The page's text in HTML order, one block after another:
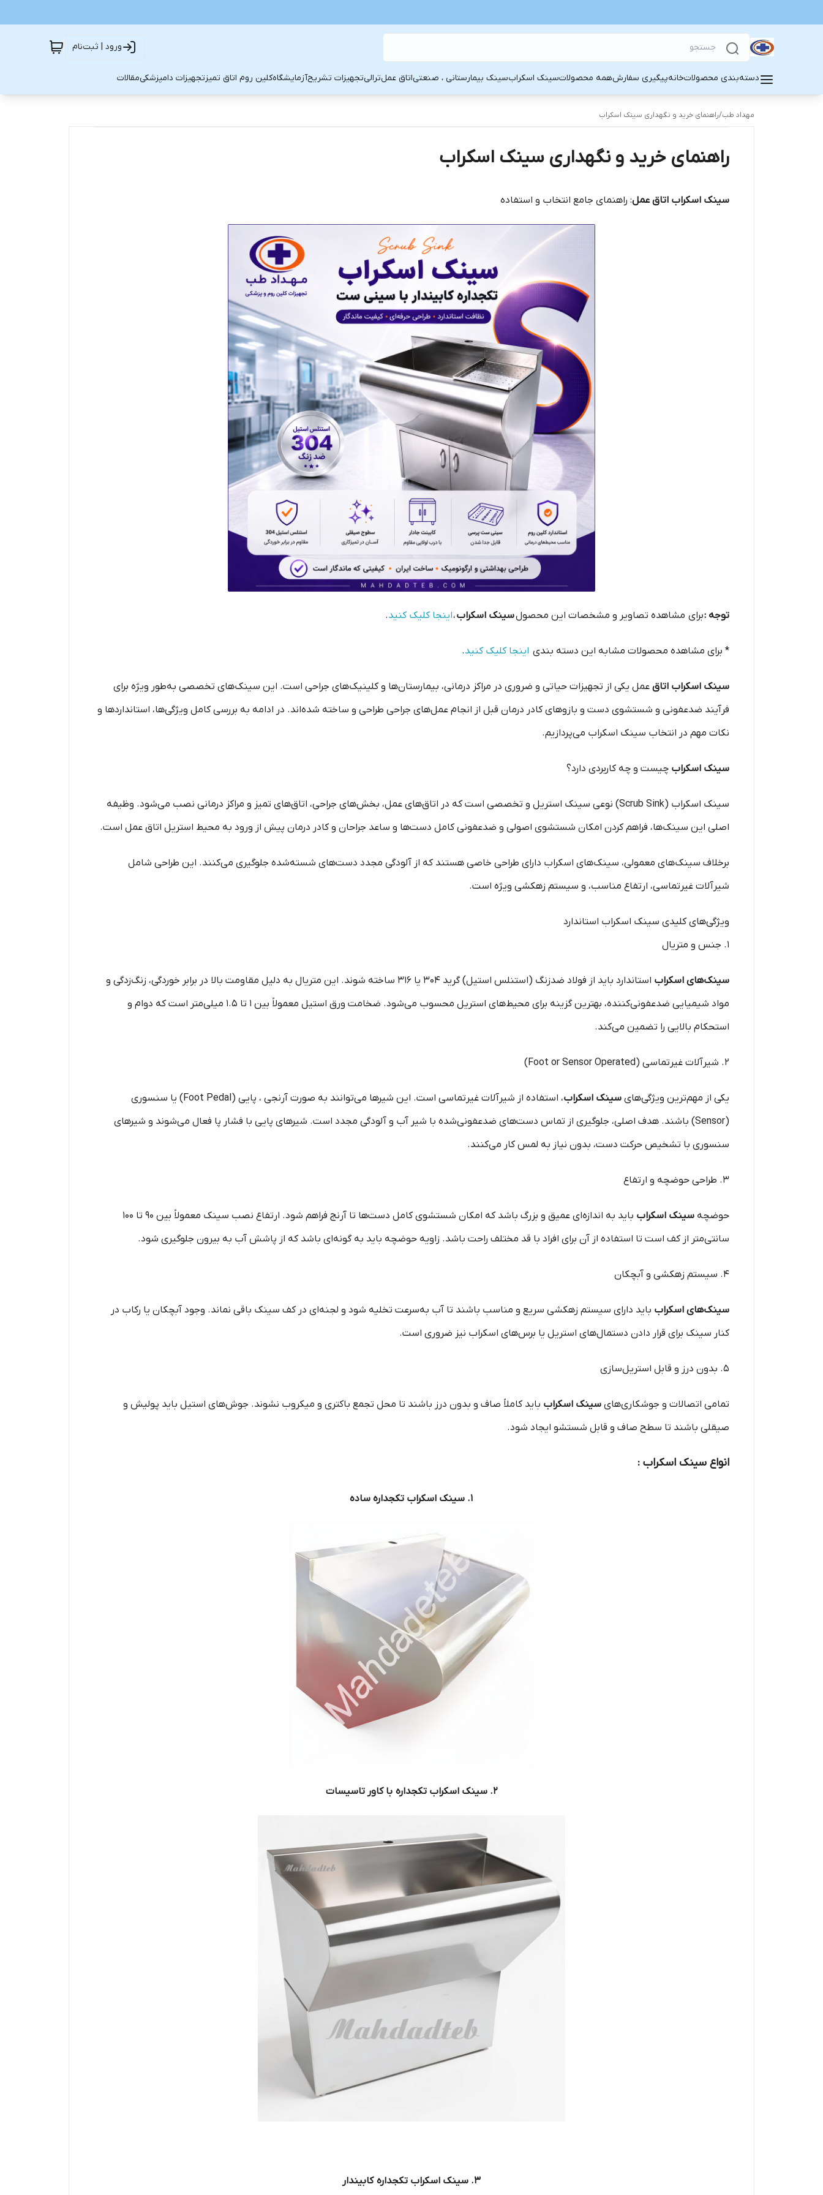
ورود | ثبت‌نام
دسته‌بندی محصولاتخانهپیگیری سفارشهمه محصولاتسینک اسکرابسینک بیمارستانی ، صنعتیاتاق عملترالیتجهیزات تشریحآزمایشگاهکلین روم اتاق تمیزتجهیزات دامپزشکیمقالات
مهداد طب/راهنمای خرید و نگهداری سینک اسکراب
راهنمای خرید و نگهداری سینک اسکراب
سینک اسکراب اتاق عمل: راهنمای جامع انتخاب و استفاده
توجه :برای مشاهده تصاویر و مشخصات این محصولسینک اسکراب،اینجا کلیک کنید.
* برای مشاهده محصولات مشابه این دسته بندی اینجا کلیک کنید.
سینک اسکراب اتاق عمل یکی از تجهیزات حیاتی و ضروری در مراکز درمانی، بیمارستان‌ها و کلینیک‌های جراحی است. این سینک‌های تخصصی به‌طور ویژه برای
فرآیند ضدعفونی و شستشوی دست و بازوهای کادر درمان قبل از انجام عمل‌های جراحی طراحی و ساخته شده‌اند. در ادامه به بررسی کامل ویژگی‌ها، استانداردها و
نکات مهم در انتخاب سینک اسکراب می‌پردازیم.
سینک اسکراب چیست و چه کاربردی دارد؟
سینک اسکراب (Scrub Sink) نوعی سینک استریل و تخصصی است که در اتاق‌های عمل، بخش‌های جراحی، اتاق‌های تمیز و مراکز درمانی نصب می‌شود. وظیفه
اصلی این سینک‌ها، فراهم کردن امکان شستشوی اصولی و ضدعفونی کامل دست‌ها و ساعد جراحان و کادر درمان پیش از ورود به محیط استریل اتاق عمل است.
برخلاف سینک‌های معمولی، سینک‌های اسکراب دارای طراحی خاصی هستند که از آلودگی مجدد دست‌های شسته‌شده جلوگیری می‌کنند. این طراحی شامل
شیرآلات غیرتماسی، ارتفاع مناسب، و سیستم زهکشی ویژه است.
ویژگی‌های کلیدی سینک اسکراب استاندارد
۱. جنس و متریال
سینک‌های اسکراب
استاندارد باید از فولاد ضدزنگ (استنلس استیل) گرید ۳۰۴ یا ۳۱۶ ساخته شوند. این متریال به دلیل مقاومت بالا در برابر خوردگی، زنگ‌زدگی و
مواد شیمیایی ضدعفونی‌کننده، بهترین گزینه برای محیط‌های استریل محسوب می‌شود. ضخامت ورق استیل معمولاً بین ۱ تا ۱.۵ میلی‌متر است که دوام و
استحکام بالایی را تضمین می‌کند.
۲. شیرآلات غیرتماسی (Foot or Sensor Operated)
یکی از مهم‌ترین ویژگی‌های سینک اسکراب
، استفاده از شیرآلات غیرتماسی است. این شیرها می‌توانند به صورت آرنجی ، پایی (Foot Pedal) یا سنسوری
(Sensor) باشند. هدف اصلی، جلوگیری از تماس دست‌های ضدعفونی‌شده با شیر آب و آلودگی مجدد است. شیرهای پایی با فشار پا فعال می‌شوند و شیرهای
سنسوری با تشخیص حرکت دست، بدون نیاز به لمس کار می‌کنند.
۳. طراحی حوضچه و ارتفاع
حوضچه سینک اسکراب
باید به اندازه‌ای عمیق و بزرگ باشد که امکان شستشوی کامل دست‌ها تا آرنج فراهم شود. ارتفاع نصب سینک معمولاً بین ۹۰ تا ۱۰۰
سانتی‌متر از کف است تا استفاده از آن برای افراد با قد مختلف راحت باشد. زاویه حوضچه باید به گونه‌ای باشد که از پاشش آب به بیرون جلوگیری شود.
۴. سیستم زهکشی و آبچکان
سینک‌های اسکراب باید دارای سیستم زهکشی سریع و مناسب باشند تا آب به‌سرعت تخلیه شود و لجنه‌ای در کف سینک باقی نماند. وجود آبچکان یا رکاب در
کنار سینک برای قرار دادن دستمال‌های استریل یا برس‌های اسکراب نیز ضروری است.
۵. بدون درز و قابل استریل‌سازی
تمامی اتصالات و جوشکاری‌های سینک اسکراب باید کاملاً صاف و بدون درز باشند تا محل تجمع باکتری و میکروب نشوند. جوش‌های استیل باید پولیش و
صیقلی باشند تا سطح صاف و قابل شستشو ایجاد شود.
انواع سینک اسکراب :
۱. سینک اسکراب تکجداره ساده
۲. سینک اسکراب تکجداره با کاور تاسیسات
۳. سینک اسکراب تکجداره کابیندار